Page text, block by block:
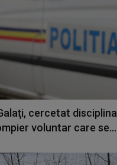
cercetat
voluntar care se...